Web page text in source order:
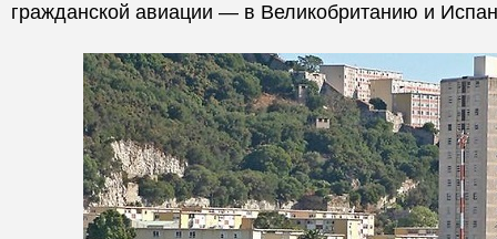
гражданской авиации — в Великобританию и